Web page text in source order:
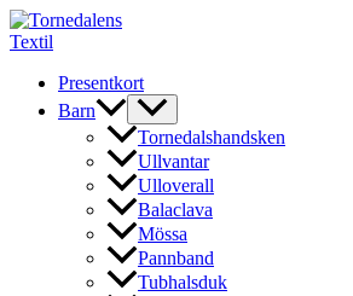
Hoppa
till
Presentkort
Barn
Tornedalshandsken
Ullvantar
Ulloverall
Balaclava
Mössa
Pannband
Tubhalsduk